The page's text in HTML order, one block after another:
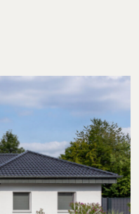
Pinterest